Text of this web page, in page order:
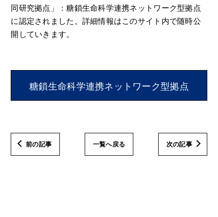
同研究拠点」：糖鎖生命科学連携ネットワーク型拠点
に認定されました。詳細情報はこのサイト内で随時公
開していきます。
糖鎖生命科学連携ネットワーク型拠点
次の記事
一覧へ戻る
前の記事